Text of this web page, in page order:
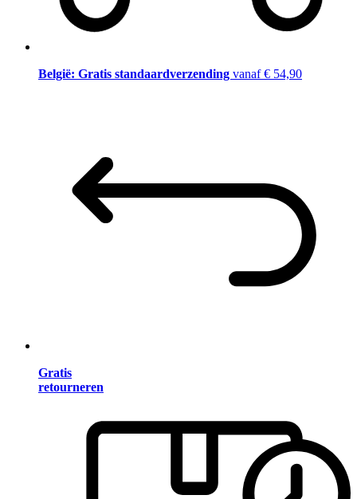
België: Gratis standaardverzending vanaf € 54,90
Gratis
retourneren